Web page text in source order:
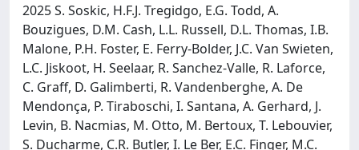
2025 S. Soskic, H.F.J. Tregidgo, E.G. Todd, A.
Bouzigues, D.M. Cash, L.L. Russell, D.L. Thomas, I.B.
Malone, P.H. Foster, E. Ferry-Bolder, J.C. Van Swieten,
L.C. Jiskoot, H. Seelaar, R. Sanchez-Valle, R. Laforce,
C. Graff, D. Galimberti, R. Vandenberghe, A. De
Mendonça, P. Tiraboschi, I. Santana, A. Gerhard, J.
Levin, B. Nacmias, M. Otto, M. Bertoux, T. Lebouvier,
S. Ducharme, C.R. Butler, I. Le Ber, E.C. Finger, M.C.